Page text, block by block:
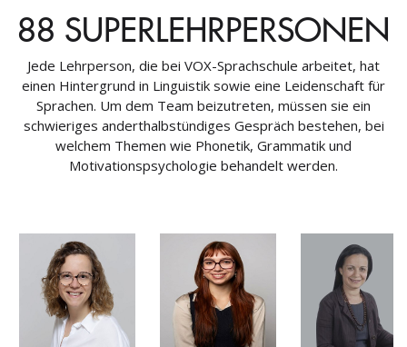
88 SUPERLEHRPERSONEN
Jede Lehrperson, die bei VOX-Sprachschule arbeitet, hat
einen Hintergrund in Linguistik sowie eine Leidenschaft für
Sprachen. Um dem Team beizutreten, müssen sie ein
schwieriges anderthalbstündiges Gespräch bestehen, bei
welchem Themen wie Phonetik, Grammatik und
Motivationspsychologie behandelt werden.